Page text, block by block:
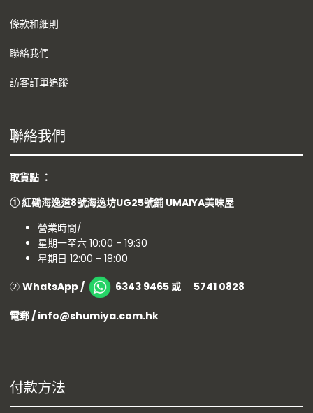
條款和細則
聯絡我們
訪客訂單追蹤
聯絡我們
取貨點 ：
①紅磡海逸道8號海逸坊UG25號舖 UMAIYA美味屋
營業時間/
星期一至六 10:00 - 19:30
星期日 12:00 - 18:00
② WhatsApp / 6343 9465 或 5741 0828
電郵 / info@shumiya.com.hk
付款方法